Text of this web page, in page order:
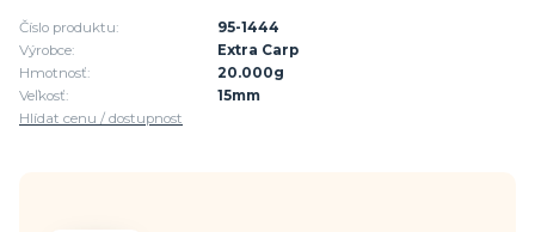
Číslo produktu:
95-1444
Výrobce:
Extra Carp
Hmotnosť:
20.000g
Veľkosť:
15mm
Hlídat cenu / dostupnost